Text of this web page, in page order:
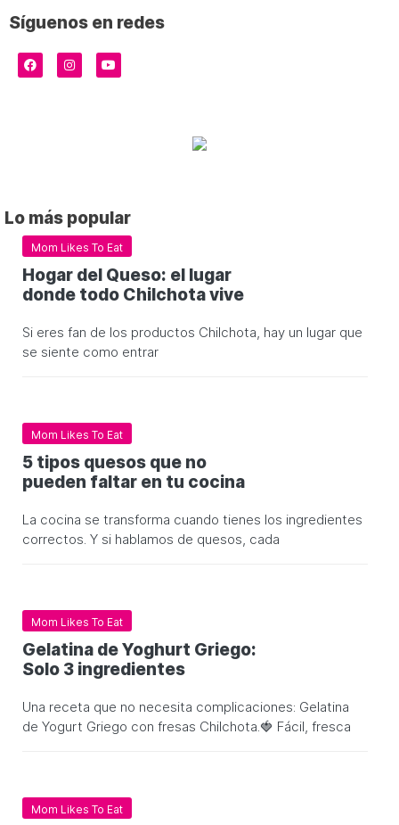
Síguenos en redes
Lo más popular
Mom Likes To Eat
Hogar del Queso: el lugar
donde todo Chilchota vive
Si eres fan de los productos Chilchota, hay un lugar que
se siente como entrar
Mom Likes To Eat
5 tipos quesos que no
pueden faltar en tu cocina
La cocina se transforma cuando tienes los ingredientes
correctos. Y si hablamos de quesos, cada
Mom Likes To Eat
Gelatina de Yoghurt Griego:
Solo 3 ingredientes
Una receta que no necesita complicaciones: Gelatina
de Yogurt Griego con fresas Chilchota.🍓 Fácil, fresca
Mom Likes To Eat